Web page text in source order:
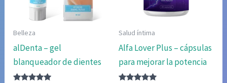
Belleza
alDenta – gel
blanqueador de dientes
Salud íntima
Alfa Lover Plus – cápsulas
para mejorar la potencia